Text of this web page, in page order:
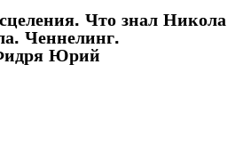
Что знал Никола
Ченнелинг.
Юрий